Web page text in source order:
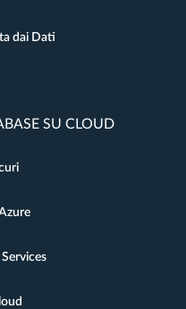
dai Dati
SU CLOUD